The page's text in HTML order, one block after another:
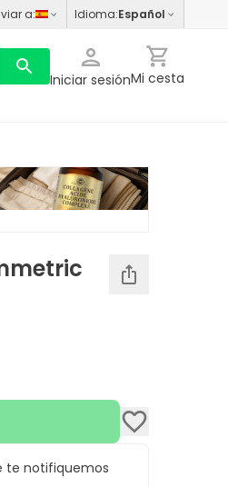
a: Idioma:Español
Iniciar sesiónMi cesta
te notifiquemos